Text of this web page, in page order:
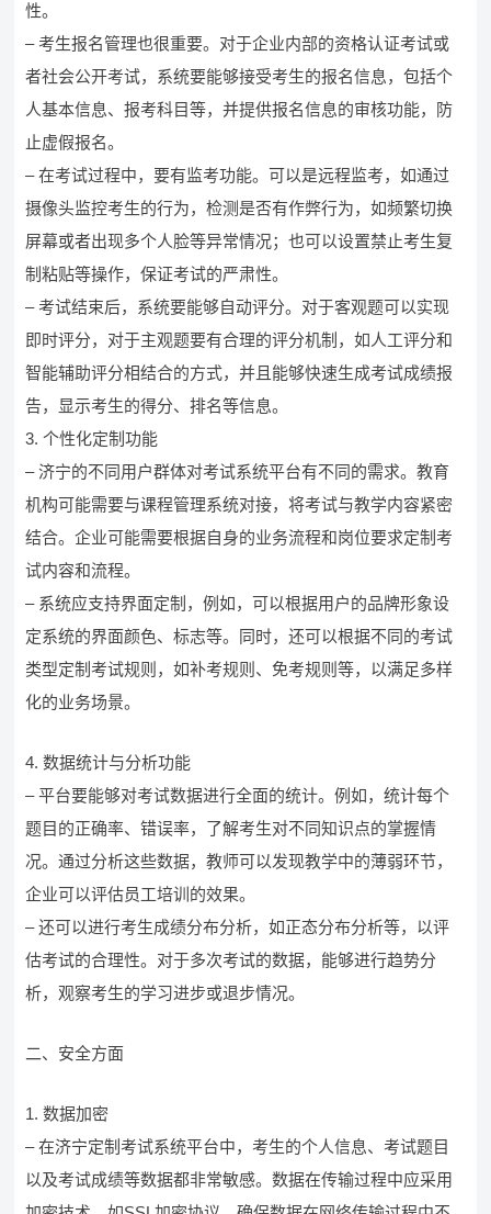
性。
– 考生报名管理也很重要。对于企业内部的资格认证考试或
者社会公开考试，系统要能够接受考生的报名信息，包括个
人基本信息、报考科目等，并提供报名信息的审核功能，防
止虚假报名。
– 在考试过程中，要有监考功能。可以是远程监考，如通过
摄像头监控考生的行为，检测是否有作弊行为，如频繁切换
屏幕或者出现多个人脸等异常情况；也可以设置禁止考生复
制粘贴等操作，保证考试的严肃性。
– 考试结束后，系统要能够自动评分。对于客观题可以实现
即时评分，对于主观题要有合理的评分机制，如人工评分和
智能辅助评分相结合的方式，并且能够快速生成考试成绩报
告，显示考生的得分、排名等信息。
3. 个性化定制功能
– 济宁的不同用户群体对考试系统平台有不同的需求。教育
机构可能需要与课程管理系统对接，将考试与教学内容紧密
结合。企业可能需要根据自身的业务流程和岗位要求定制考
试内容和流程。
– 系统应支持界面定制，例如，可以根据用户的品牌形象设
定系统的界面颜色、标志等。同时，还可以根据不同的考试
类型定制考试规则，如补考规则、免考规则等，以满足多样
化的业务场景。
4. 数据统计与分析功能
– 平台要能够对考试数据进行全面的统计。例如，统计每个
题目的正确率、错误率，了解考生对不同知识点的掌握情
况。通过分析这些数据，教师可以发现教学中的薄弱环节，
企业可以评估员工培训的效果。
– 还可以进行考生成绩分布分析，如正态分布分析等，以评
估考试的合理性。对于多次考试的数据，能够进行趋势分
析，观察考生的学习进步或退步情况。
二、安全方面
1. 数据加密
– 在济宁定制考试系统平台中，考生的个人信息、考试题目
以及考试成绩等数据都非常敏感。数据在传输过程中应采用